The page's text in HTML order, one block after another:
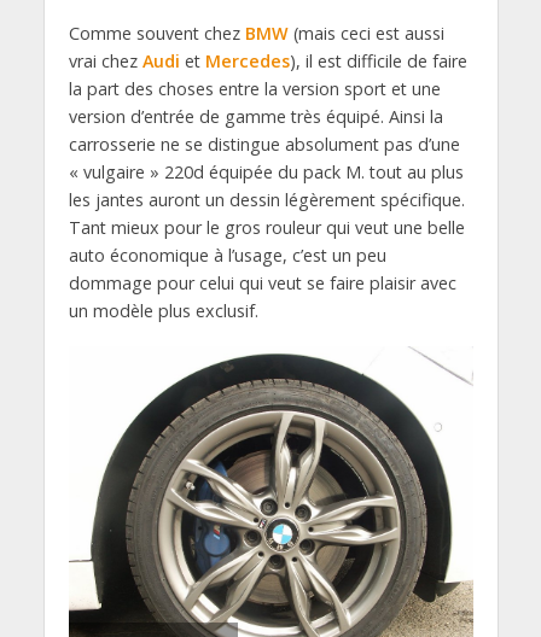
Comme souvent chez BMW(mais ceci est aussi
vrai chez Audi et Mercedes), il est difficile de faire
la part des choses entre la version sport et une
version d’entrée de gamme très équipé. Ainsi la
carrosserie ne se distingue absolument pas d’une
« vulgaire » 220d équipée du pack M. tout au plus
les jantes auront un dessin légèrement spécifique.
Tant mieux pour le gros rouleur qui veut une belle
auto économique à l’usage, c’est un peu
dommage pour celui qui veut se faire plaisir avec
un modèle plus exclusif.